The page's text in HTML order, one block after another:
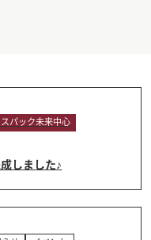
パック未来中心
しました♪